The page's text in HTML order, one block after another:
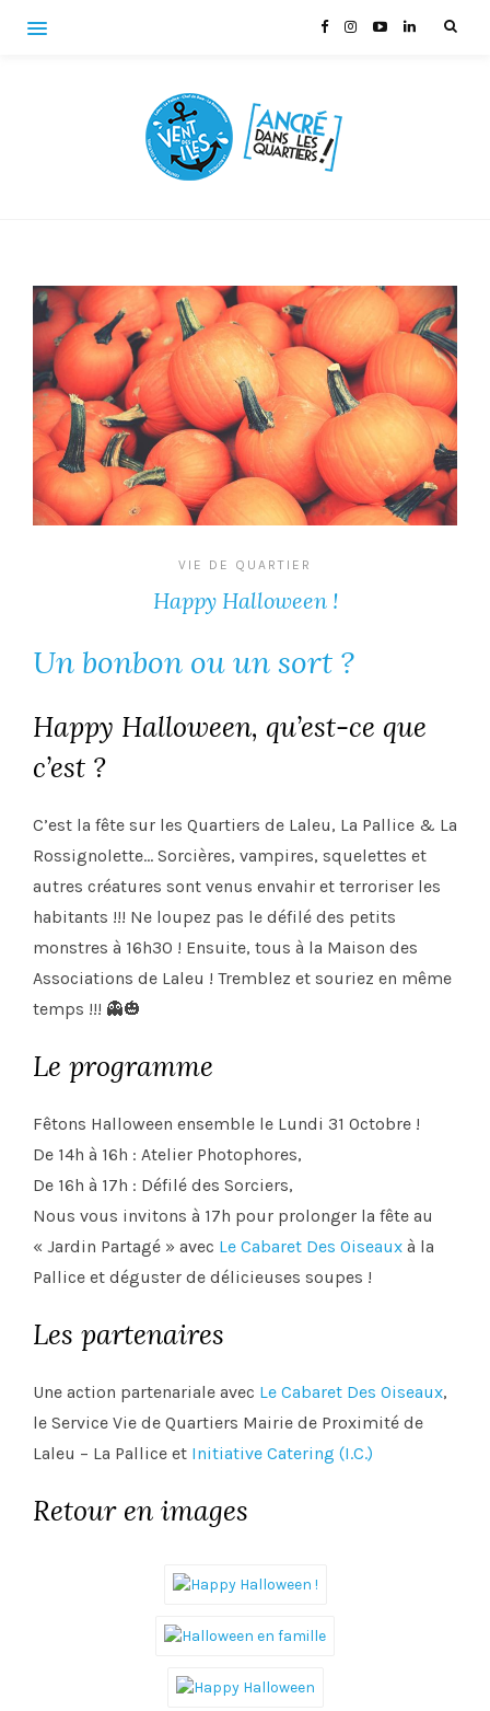
VIE DE QUARTIER
Happy Halloween !
Un bonbon ou un sort ?
Happy Halloween, qu’est-ce que
c’est ?
C’est la fête sur les Quartiers de Laleu, La Pallice & La
Rossignolette… Sorcières, vampires, squelettes et
autres créatures sont venus envahir et terroriser les
habitants !!! Ne loupez pas le défilé des petits
monstres à 16h30 ! Ensuite, tous à la Maison des
Associations de Laleu ! Tremblez et souriez en même
temps !!! 👻🎃
Le programme
Fêtons Halloween ensemble le Lundi 31 Octobre !
De 14h à 16h : Atelier Photophores,
De 16h à 17h : Défilé des Sorciers,
Nous vous invitons à 17h pour prolonger la fête au
« Jardin Partagé » avec Le Cabaret Des Oiseaux à la
Pallice et déguster de délicieuses soupes !
Les partenaires
Une action partenariale avec Le Cabaret Des Oiseaux,
le Service Vie de Quartiers Mairie de Proximité de
Laleu – La Pallice et Initiative Catering (I.C.)
Retour en images